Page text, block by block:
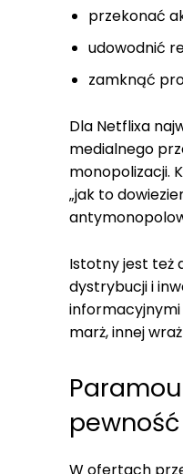
przekonać
udowodnić
zamknąć
Dla Netflixa
medialnego
monopolizacji.
„jak to
Istotny jest też
dystrybucji i
informacyjnymi
marż, innej